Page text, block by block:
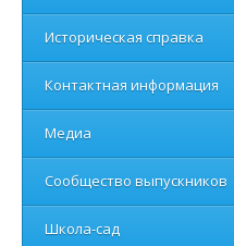
Историческая справка
Контактная информация
Медиа
Сообщество выпускников
Школа-сад